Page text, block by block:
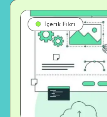
İçerik Fikri